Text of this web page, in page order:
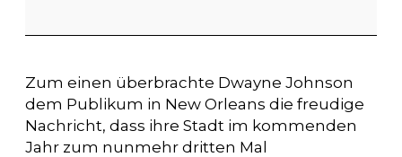
Zum einen überbrachte Dwayne Johnson
dem Publikum in New Orleans die freudige
Nachricht, dass ihre Stadt im kommenden
Jahr zum nunmehr dritten Mal